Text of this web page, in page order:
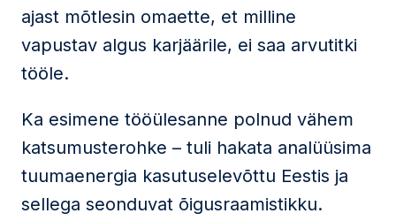
ajast mõtlesin omaette, et milline
vapustav algus karjäärile, ei saa arvutitki
tööle.
Ka esimene tööülesanne polnud vähem
katsumusterohke – tuli hakata analüüsima
tuumaenergia kasutuselevõttu Eestis ja
sellega seonduvat õigusraamistikku.